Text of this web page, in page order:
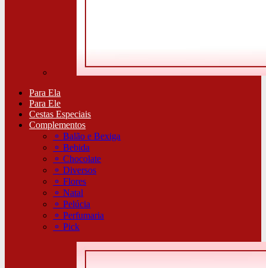
Para Ela
Para Ele
Cestas Especiais
Complementos
⚬Balão e Bexiga
⚬Bebida
⚬Chocolate
⚬Diversos
⚬Flores
⚬Natal
⚬Pelúcia
⚬Perfumaria
⚬Pick